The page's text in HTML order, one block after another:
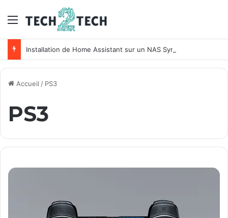
Menu
Installation de Home Assistant sur un NAS Synology
Accueil / PS3
PS3